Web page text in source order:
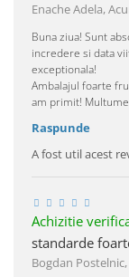
Enache Adela,
Buna ziua! Sunt
incredere si data
exceptionala!
Ambalajul foarte
am primit!
Raspunde
A fost util acest
Achizitie
standarde
Bogdan Postelnic,